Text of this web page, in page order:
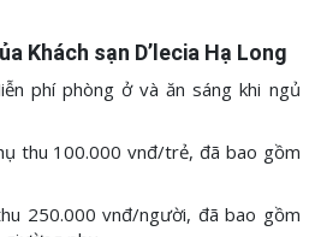
Khách sạn D’lecia Hạ Long
phí phòng ở và ăn sáng khi ngủ
thu 100.000 vnđ/trẻ, đã bao gồm
250.000 vnđ/người, đã bao gồm